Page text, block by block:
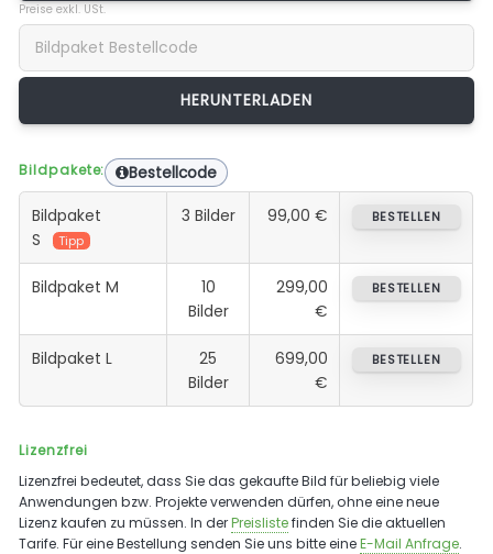
Preise exkl. USt.
Bildpakete: Bestellcode
Bildpaket
S
Tipp
3 Bilder 99,00 € BESTELLEN
Bildpaket M
10
Bilder
299,00
€
BESTELLEN
Bildpaket L
25
Bilder
699,00
€
BESTELLEN
Lizenzfrei
Lizenzfrei bedeutet, dass Sie das gekaufte Bild für beliebig viele
Anwendungen bzw. Projekte verwenden dürfen, ohne eine neue
Lizenz kaufen zu müssen. In derPreislistefinden Sie die aktuellen
Tarife. Für eine Bestellung senden Sie uns bitte eineE-Mail Anfrage.